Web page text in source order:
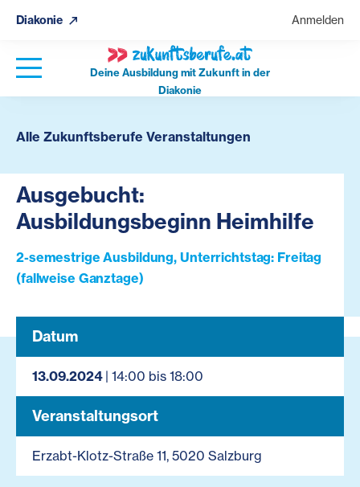
Diakonie Anmelden
Deine Ausbildung mit Zukunft in der
Diakonie
Alle Zukunftsberufe Veranstaltungen
Ausgebucht:
Ausbildungsbeginn Heimhilfe
2-semestrige Ausbildung, Unterrichtstag: Freitag
(fallweise Ganztage)
Datum
13.09.2024| 14:00 bis 18:00
Veranstaltungsort
Erzabt-Klotz-Straße 11, 5020 Salzburg